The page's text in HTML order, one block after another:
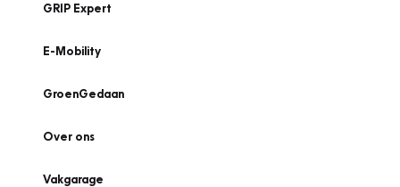
GRIP Expert
E-Mobility
GroenGedaan
Over ons
Vakgarage